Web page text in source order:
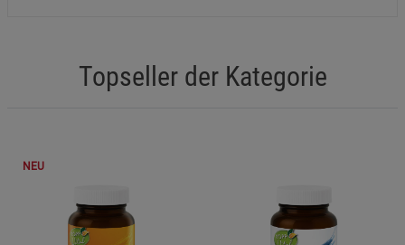
Topseller der Kategorie
NEU